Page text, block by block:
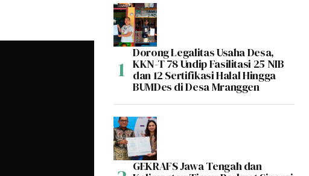
Dorong Legalitas Usaha Desa,
KKN-T 78 Undip Fasilitasi 25 NIB
dan 12 Sertifikasi Halal Hingga
BUMDes di Desa Mranggen
GEKRAFS Jawa Tengah dan